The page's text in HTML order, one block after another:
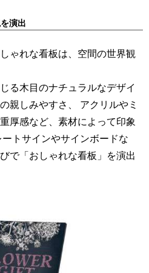
演出
ゃれな看板は、空間の世界観
る木目のナチュラルなデザイ
親しみやすさ、
アクリルやミ
厚感など、素材によって印象
ートサインやサインボードな
で「おしゃれな看板」を演出